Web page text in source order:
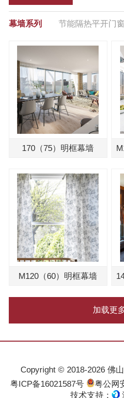
幕墙系列 节能隔热平开门窗
170（75）明框幕墙
M120（60）明框幕墙
加载更
Copyright © 2018-2026 佛
粤ICP备16021587号
粤公网
技术支持：